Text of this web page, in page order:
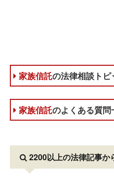
家族信託の法律相談ト
家族信託のよくある質問
2200以上の法律記事か